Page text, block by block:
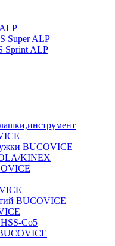
Super ALP
Sprint ALP
BUCOVICE
KINEX
BUCOVICE
Co5